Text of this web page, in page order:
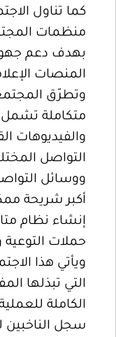
كما تناول
منظمات
بهدف دعم جهود
المنصات
وتطرّق
متكاملة تشمل
والفيديوهات
التواصل
ووسائل
أكبر شريحة
إنشاء نظام
حملات
ويأتي هذا
التي تبذلها
الكاملة
سجل الناخبين